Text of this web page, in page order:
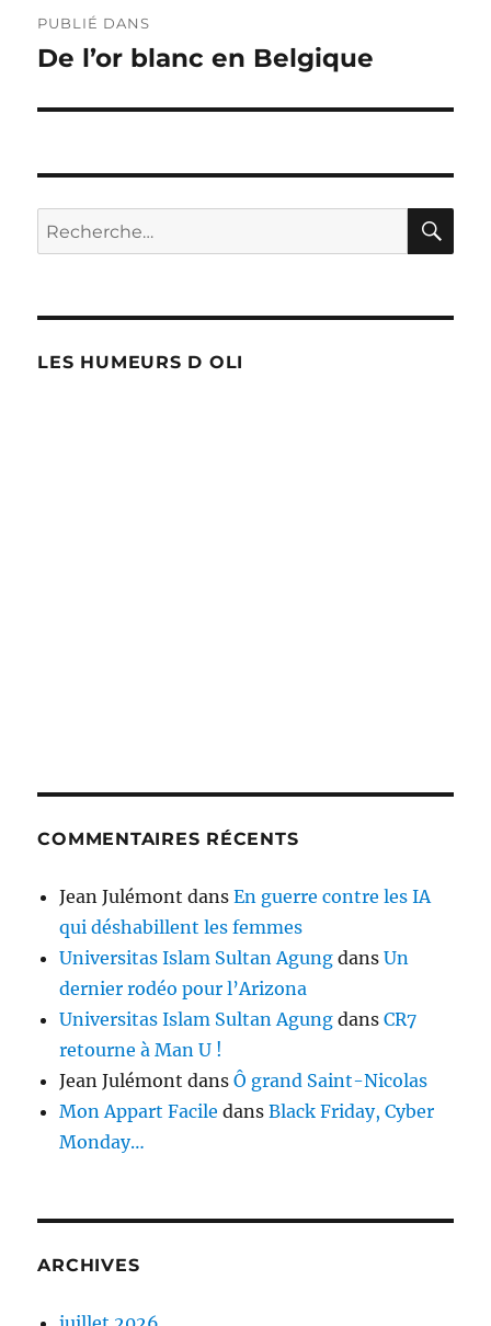
de
PUBLIÉ DANS
De l’or blanc en Belgique
Recherche
pour :
LES HUMEURS D OLI
COMMENTAIRES RÉCENTS
Jean Julémont dansEn guerre contre les IA
qui déshabillent les femmes
Universitas Islam Sultan Agung dansUn
dernier rodéo pour l’Arizona
Universitas Islam Sultan Agung dansCR7
retourne à Man U !
Jean Julémont dansÔ grand Saint-Nicolas
Mon Appart Facile dansBlack Friday, Cyber
Monday…
ARCHIVES